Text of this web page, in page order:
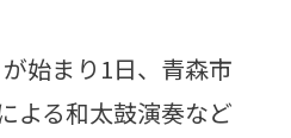
始まり1日、青森市
よる和太鼓演奏など